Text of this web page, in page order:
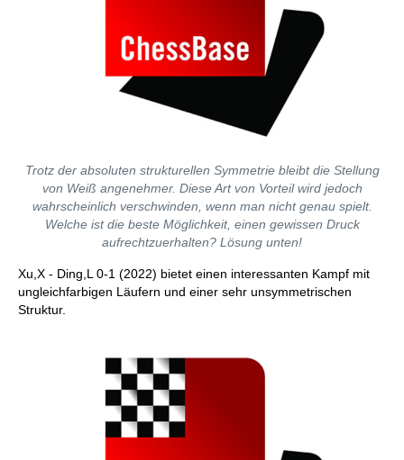
Trotz der absoluten strukturellen Symmetrie bleibt die Stellung
von Weiß angenehmer. Diese Art von Vorteil wird jedoch
wahrscheinlich verschwinden, wenn man nicht genau spielt.
Welche ist die beste Möglichkeit, einen gewissen Druck
aufrechtzuerhalten? Lösung unten!
Xu,X - Ding,L 0-1 (2022) bietet einen interessanten Kampf mit
ungleichfarbigen Läufern und einer sehr unsymmetrischen
Struktur.